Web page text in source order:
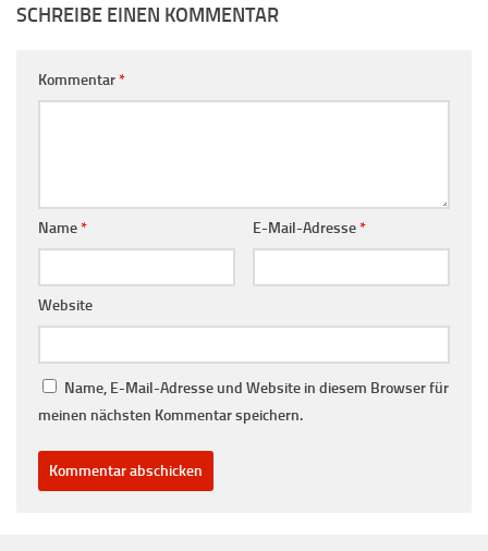
SCHREIBE EINEN KOMMENTAR
Kommentar*
Name* E-Mail-Adresse*
Website
Name, E-Mail-Adresse und Website in diesem Browser für
meinen nächsten Kommentar speichern.